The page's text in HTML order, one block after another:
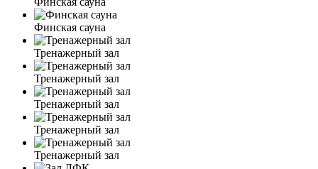
Финская сауна
Тренажерный зал
Тренажерный зал
Тренажерный зал
Тренажерный зал
Тренажерный зал